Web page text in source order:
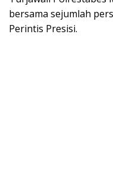
bersama sejumlah
Perintis Presisi.